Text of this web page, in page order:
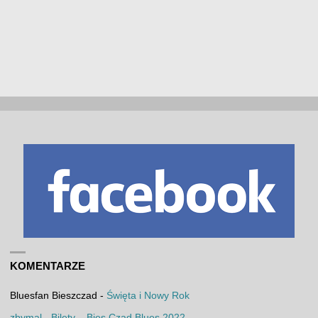
KOMENTARZE
Bluesfan Bieszczad - Święta i Nowy Rok